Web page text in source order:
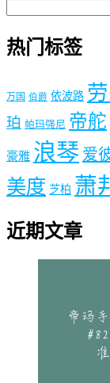
热门标签
万国 伯爵 依波路
珀 帕玛强尼 帝舵
豪雅 浪琴 爱
美度 芝柏 萧
近期文章